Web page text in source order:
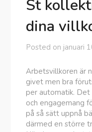
St
dina
Posted on januari
Arbetsvillkoren är
givet men bra
per automatik. Det
och engagemang
på så sätt uppnå
därmed en större